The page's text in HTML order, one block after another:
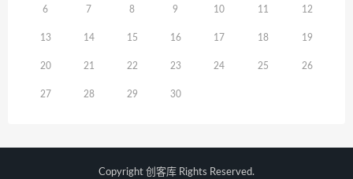
6 7 8 9 10 11 12
13 14 15 16 17 18 19
20 21 22 23 24 25 26
27 28 29 30
Copyright 创客库 Rights Reserved.